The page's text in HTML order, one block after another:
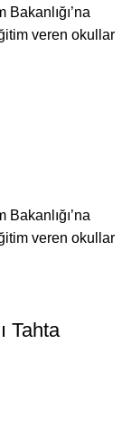
Bakanlığı’na
veren okullar
Bakanlığı’na
veren okullar
Tahta